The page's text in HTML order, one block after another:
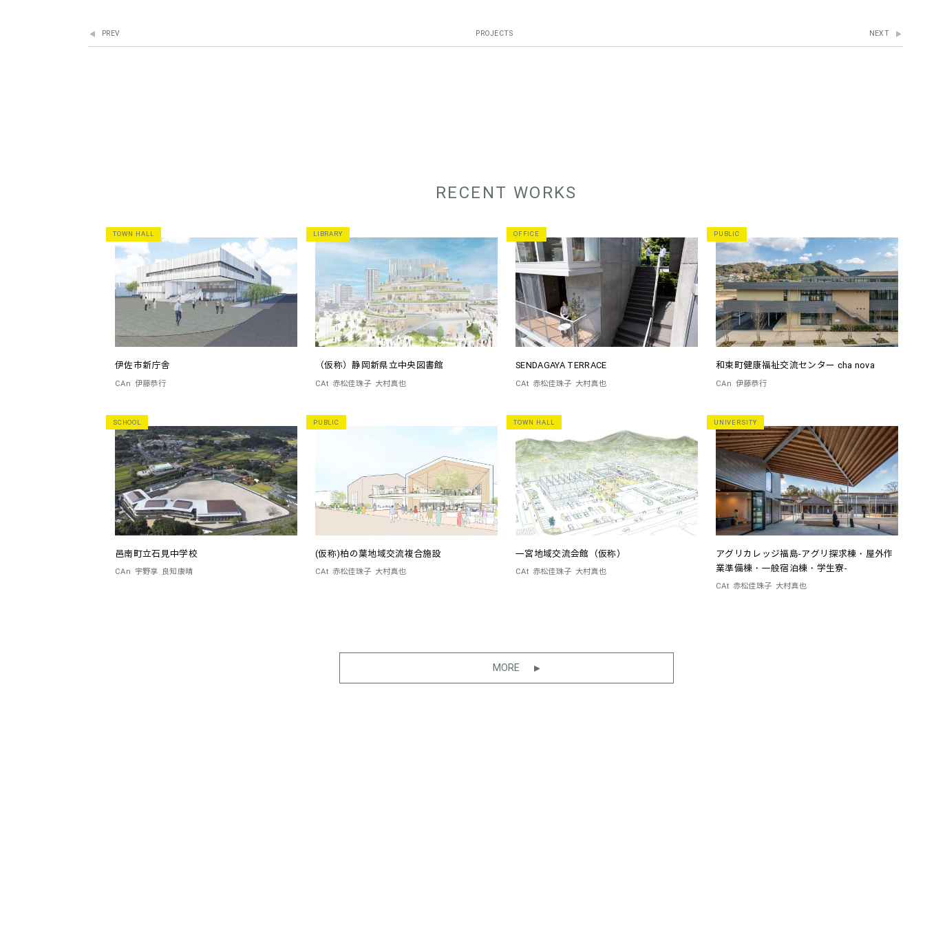
PREV PROJECTS NEXT
RECENT WORKS
TOWN HALL
伊佐市新庁舎
CAn 伊藤恭行
LIBRARY
（仮称）静岡新県立中央図書館
CAt 赤松佳珠子 大村真也
OFFICE
SENDAGAYA TERRACE
CAt 赤松佳珠子 大村真也
PUBLIC
和束町健康福祉交流センター cha nova
CAn 伊藤恭行
SCHOOL
邑南町立石見中学校
CAn 宇野享 良知康晴
PUBLIC
(仮称)柏の葉地域交流複合施設
CAt 赤松佳珠子 大村真也
TOWN HALL
一宮地域交流会館（仮称）
CAt 赤松佳珠子 大村真也
UNIVERSITY
アグリカレッジ福島-アグリ探求棟・屋外作
業準備棟・一般宿泊棟・学生寮-
CAt 赤松佳珠子 大村真也
MORE